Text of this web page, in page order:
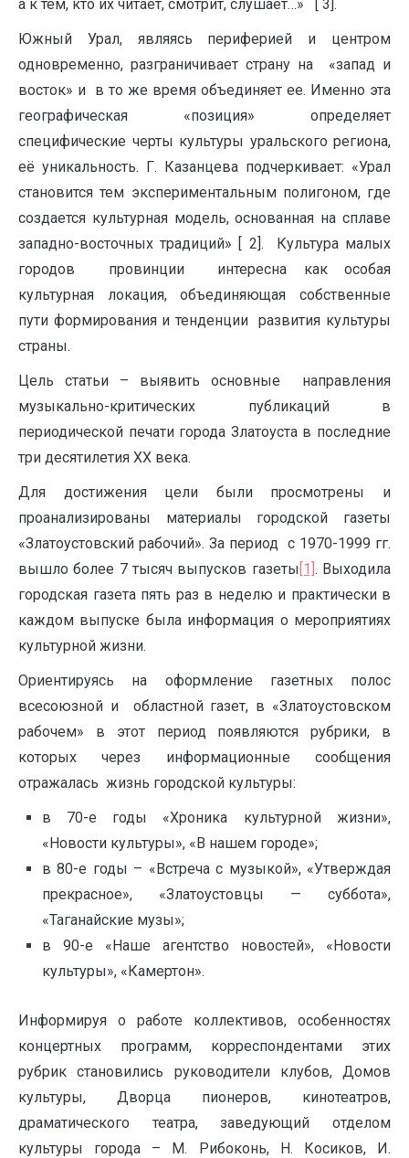
а к тем, кто их читает, смотрит, слушает…» [ 3].
Южный Урал, являясь периферией и центром
одновременно, разграничивает страну на «запад и
восток» и в то же время объединяет ее. Именно эта
географическая «позиция» определяет
специфические черты культуры уральского региона,
её уникальность. Г. Казанцева подчеркивает: «Урал
становится тем экспериментальным полигоном, где
создается культурная модель, основанная на сплаве
западно-восточных традиций» [ 2]. Культура малых
городов провинции интересна как особая
культурная локация, объединяющая собственные
пути формирования и тенденции развития культуры
страны.
Цель статьи – выявить основные направления
музыкально-критических публикаций в
периодической печати города Златоуста в последние
три десятилетия ХХ века.
Для достижения цели были просмотрены и
проанализированы материалы городской газеты
«Златоустовский рабочий». За период с 1970-1999 гг.
вышло более 7 тысяч выпусков газеты [1] . Выходила
городская газета пять раз в неделю и практически в
каждом выпуске была информация о мероприятиях
культурной жизни.
Ориентируясь на оформление газетных полос
всесоюзной и областной газет, в «Златоустовском
рабочем» в этот период появляются рубрики, в
которых через информационные сообщения
отражалась жизнь городской культуры:
в 70-е годы «Хроника культурной жизни»,
«Новости культуры», «В нашем городе»;
в 80-е годы – «Встреча с музыкой», «Утверждая
прекрасное», «Златоустовцы — суббота»,
«Таганайские музы»;
в 90-е «Наше агентство новостей», «Новости
культуры», «Камертон».
Информируя о работе коллективов, особенностях
концертных программ, корреспондентами этих
рубрик становились руководители клубов, Домов
культуры, Дворца пионеров, кинотеатров,
драматического театра, заведующий отделом
культуры города – М. Рибоконь, Н. Косиков, И.